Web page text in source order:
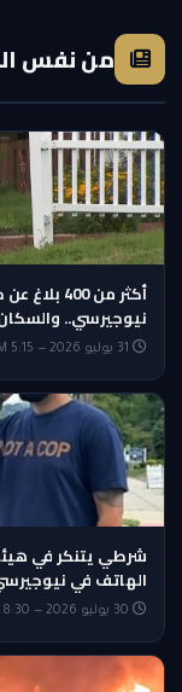
من نفس
أكثر من
نيوجيرسي..
الهاتف في